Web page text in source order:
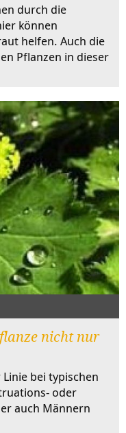
durch die
können
helfen. Auch die
Pflanzen in dieser
nicht nur
bei typischen
oder
auch Männern